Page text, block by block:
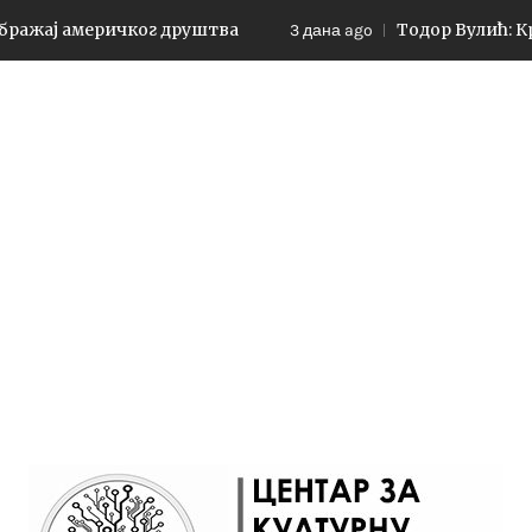
друштва 3 дана ago Тодор Вулић: Краљевић